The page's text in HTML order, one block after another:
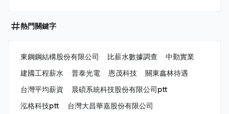
熱門關鍵字
東鋼鋼結構股份有限公司 比薪水數據調查
中勤實業
建國工程薪水
普泰光電 恩茂科技
關東鑫林待遇
台灣平均薪資
晨碩系統科技股份有限公司ptt
泓格科技ptt
台灣大昌華嘉股份有限公司